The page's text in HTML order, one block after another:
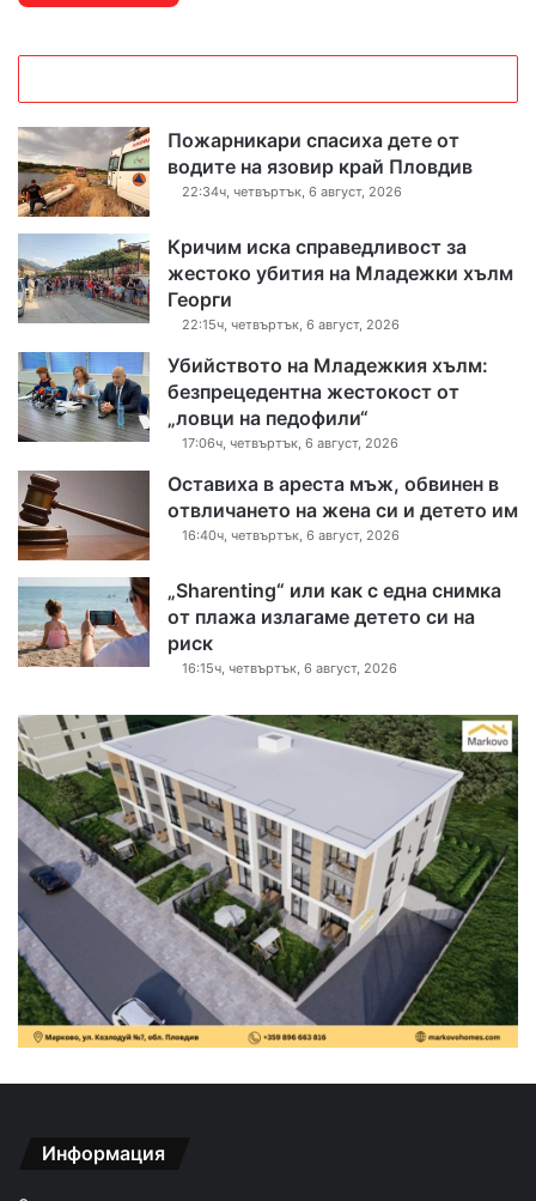
Пожарникари спасиха дете от
водите на язовир край Пловдив
22:34ч, четвъртък, 6 август, 2026
Кричим иска справедливост за
жестоко убития на Младежки хълм
Георги
22:15ч, четвъртък, 6 август, 2026
Убийството на Младежкия хълм:
безпрецедентна жестокост от
„ловци на педофили“
17:06ч, четвъртък, 6 август, 2026
Оставиха в ареста мъж, обвинен в
отвличането на жена си и детето им
16:40ч, четвъртък, 6 август, 2026
„Sharenting“ или как с една снимка
от плажа излагаме детето си на
риск
16:15ч, четвъртък, 6 август, 2026
Информация